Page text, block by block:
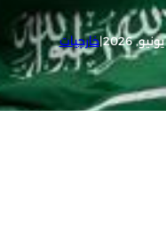
|خارجيات